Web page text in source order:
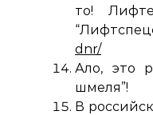
то!
dnr/
Ало, это
шмеля”!
В